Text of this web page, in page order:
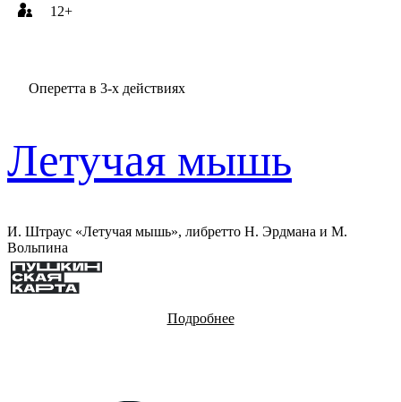
Оперетта в 3-х действиях
12+
Летучая мышь
И. Штраус «Летучая мышь», либретто Н. Эрдмана и М.
Вольпина
Подробнее